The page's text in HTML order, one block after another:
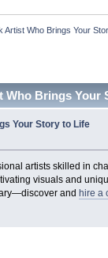
Artist Who Brings Your
Who Brings Your
Your Story to Life
artists skilled in
visuals and
and hire a